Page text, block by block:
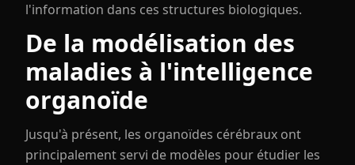
l'information dans ces structures biologiques.
De la modélisation des
maladies à l'intelligence
organoïde
Jusqu'à présent, les organoïdes cérébraux ont
principalement servi de modèles pour étudier les